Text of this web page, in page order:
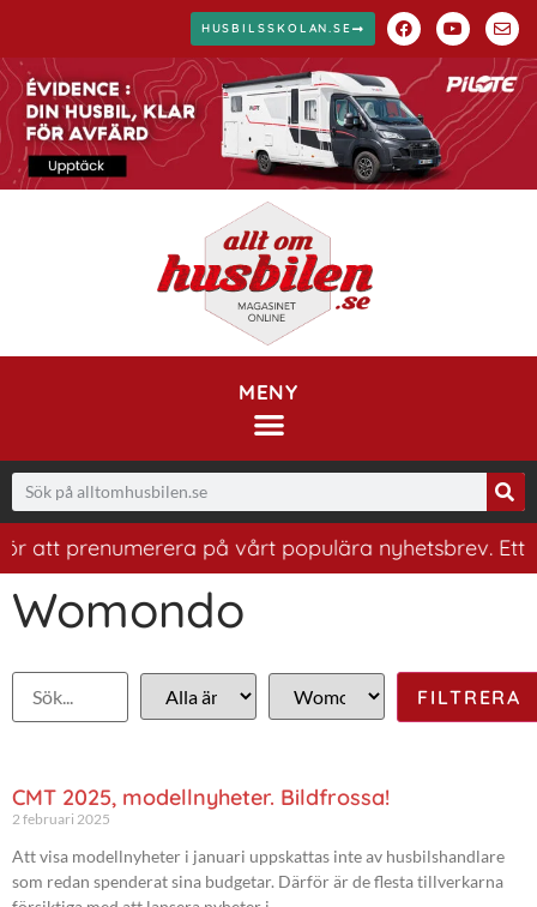
HUSBILSSKOLAN.SE
MENY
prenumerera på vårt populära nyhetsbrev. Ett
Womondo
CMT 2025, modellnyheter. Bildfrossa!
2 februari 2025
Att visa modellnyheter i januari uppskattas inte av husbilshandlare
som redan spenderat sina budgetar. Därför är de flesta tillverkarna